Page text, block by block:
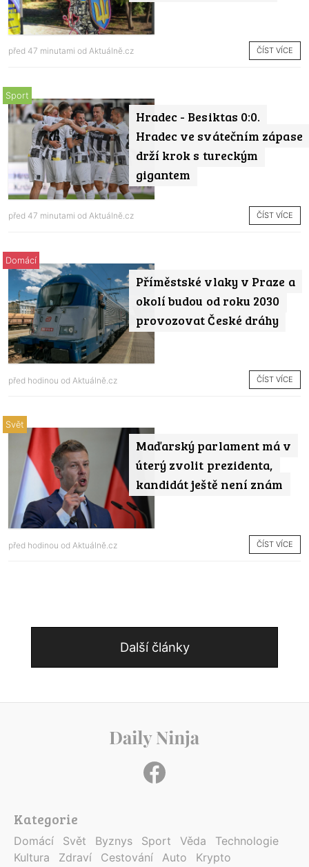
před 47 minutami od Aktuálně.cz ČÍST VÍCE
Hradec - Besiktas 0:0.
Hradec ve svátečním zápase
drží krok s tureckým
gigantem
Sport
před 47 minutami od Aktuálně.cz ČÍST VÍCE
Příměstské vlaky v Praze a
okolí budou od roku 2030
provozovat České dráhy
Domácí
před hodinou od Aktuálně.cz ČÍST VÍCE
Maďarský parlament má v
úterý zvolit prezidenta,
kandidát ještě není znám
Svět
před hodinou od Aktuálně.cz ČÍST VÍCE
Další články
Kategorie
Domácí Svět Byznys Sport Věda
Technologie
Kultura
Zdraví Cestování Auto Krypto